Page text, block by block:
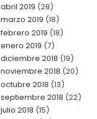
abril 2019 (28)
marzo 2019 (18)
febrero 2019 (18)
enero 2019 (7)
diciembre 2018 (19)
noviembre 2018 (20)
octubre 2018 (13)
septiembre 2018 (22)
julio 2018 (15)